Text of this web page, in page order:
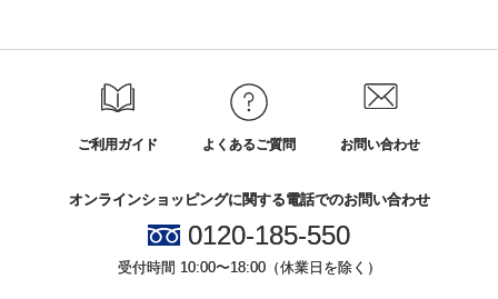
ご利用ガイド よくあるご質問 お問い合わせ
オンラインショッピングに関する電話でのお問い合わせ
0120-185-550
受付時間 10:00〜18:00（休業日を除く）